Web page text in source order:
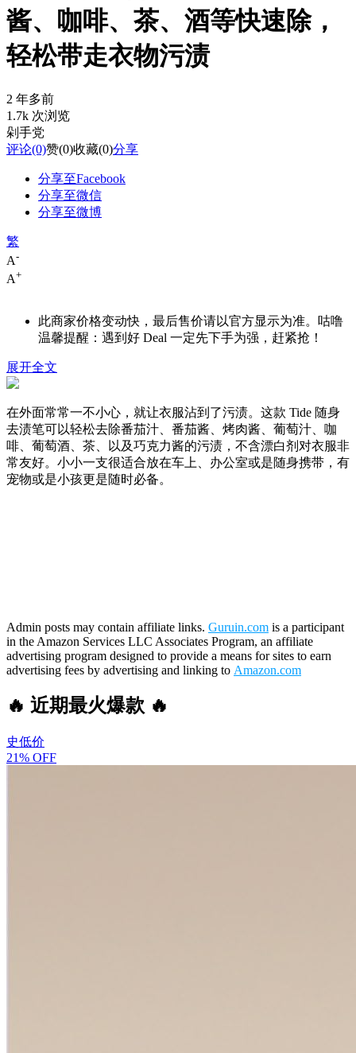
酱、咖啡、茶、酒等快速除，
轻松带走衣物污渍
2 年多前
1.7k 次浏览
剁手党
评论(0)赞(0)收藏(0)分享
分享至Facebook
分享至微信
分享至微博
繁
A-
A+
此商家价格变动快，最后售价请以官方显示为准。咕噜
温馨提醒：遇到好 Deal 一定先下手为强，赶紧抢！
展开全文
在外面常常一不小心，就让衣服沾到了污渍。这款 Tide 随身
去渍笔可以轻松去除番茄汁、番茄酱、烤肉酱、葡萄汁、咖
啡、葡萄酒、茶、以及巧克力酱的污渍，不含漂白剂对衣服非
常友好。小小一支很适合放在车上、办公室或是随身携带，有
宠物或是小孩更是随时必备。
Admin posts may contain affiliate links. Guruin.com is a participant
in the Amazon Services LLC Associates Program, an affiliate
advertising program designed to provide a means for sites to earn
advertising fees by advertising and linking to Amazon.com
🔥 近期最火爆款 🔥
史低价
21% OFF